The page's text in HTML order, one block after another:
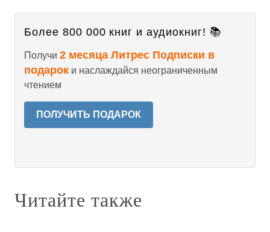
Более 800 000 книг и аудиокниг! 📚
Получи 2 месяца Литрес Подписки в
подарок и наслаждайся неограниченным
чтением
ПОЛУЧИТЬ ПОДАРОК
Читайте также